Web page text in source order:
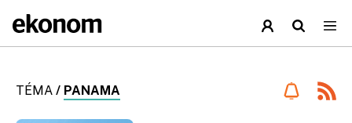
TÉMA / PANAMA